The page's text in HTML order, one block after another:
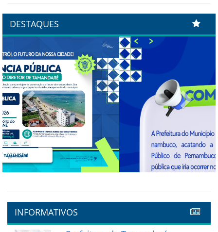
DESTAQUES
Previous Next